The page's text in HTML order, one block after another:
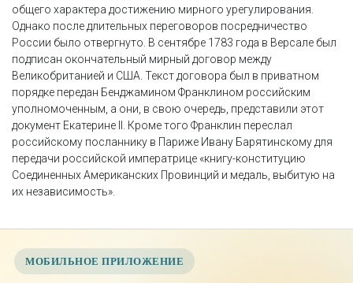
общего характера достижению мирного урегулирования.
Однако после длительных переговоров посредничество
России было отвергнуто. В сентябре 1783 года в Версале был
подписан окончательный мирный договор между
Великобританией и США. Текст договора был в приватном
порядке передан Бенджамином Франклином российским
уполномоченным, а они, в свою очередь, представили этот
документ Екатерине II. Кроме того Франклин переслал
российскому посланнику в Париже Ивану Барятинскому для
передачи российской императрице «книгу-конституцию
Соединенных Американских Провинций и медаль, выбитую на
их независимость».
МОБИЛЬНОЕ ПРИЛОЖЕНИЕ